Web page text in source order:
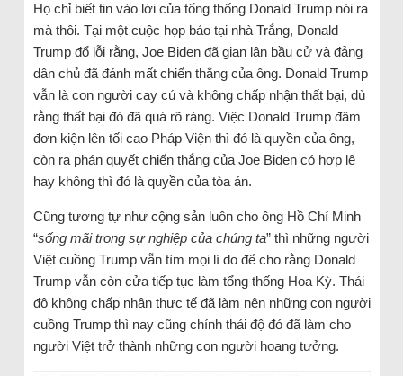
Họ chỉ biết tin vào lời của tổng thống Donald Trump nói ra
mà thôi. Tại một cuộc họp báo tại nhà Trắng, Donald
Trump đổ lỗi rằng, Joe Biden đã gian lận bầu cử và đảng
dân chủ đã đánh mất chiến thắng của ông. Donald Trump
vẫn là con người cay cú và không chấp nhận thất bại, dù
rằng thất bại đó đã quá rõ ràng. Việc Donald Trump đâm
đơn kiện lên tối cao Pháp Viện thì đó là quyền của ông,
còn ra phán quyết chiến thắng của Joe Biden có hợp lệ
hay không thì đó là quyền của tòa án.
Cũng tương tự như cộng sản luôn cho ông Hồ Chí Minh
“sống mãi trong sự nghiệp của chúng ta” thì những người
Việt cuồng Trump vẫn tìm mọi lí do để cho rằng Donald
Trump vẫn còn cửa tiếp tục làm tổng thống Hoa Kỳ. Thái
độ không chấp nhận thực tế đã làm nên những con người
cuồng Trump thì nay cũng chính thái độ đó đã làm cho
người Việt trở thành những con người hoang tưởng.